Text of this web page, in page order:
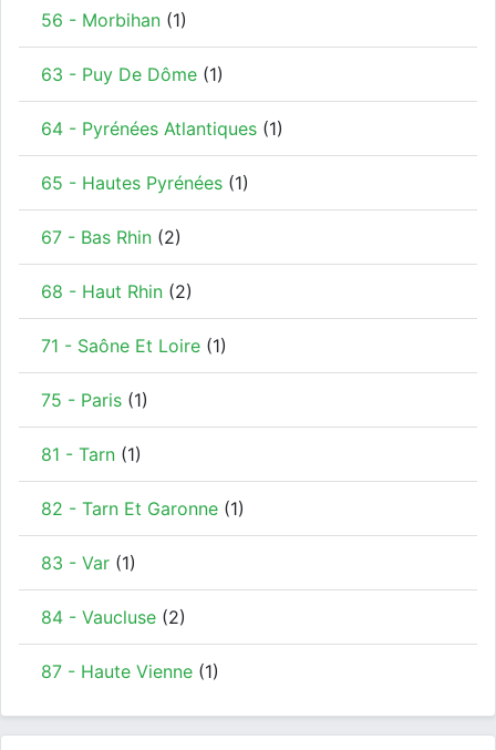
56 - Morbihan (1)
63 - Puy De Dôme (1)
64 - Pyrénées Atlantiques (1)
65 - Hautes Pyrénées (1)
67 - Bas Rhin (2)
68 - Haut Rhin (2)
71 - Saône Et Loire (1)
75 - Paris (1)
81 - Tarn (1)
82 - Tarn Et Garonne (1)
83 - Var (1)
84 - Vaucluse (2)
87 - Haute Vienne (1)